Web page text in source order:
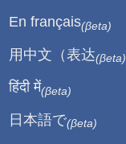
En français(βeta)
用中文（表达(βeta)
हिंदी में(βeta)
日本語で(βeta)